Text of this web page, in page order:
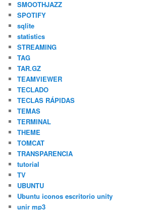
SMOOTHJAZZ
SPOTIFY
sqlite
statistics
STREAMING
TAG
TAR.GZ
TEAMVIEWER
TECLADO
TECLAS RÁPIDAS
TEMAS
TERMINAL
THEME
TOMCAT
TRANSPARENCIA
tutorial
TV
UBUNTU
Ubuntu iconos escritorio unity
unir mp3